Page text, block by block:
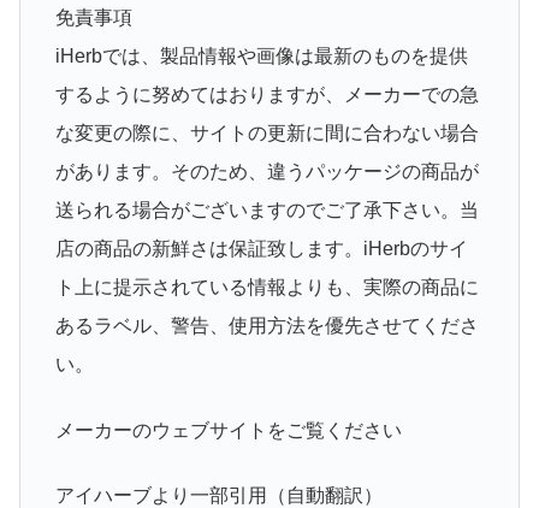
免責事項
iHerbでは、製品情報や画像は最新のものを提供
するように努めてはおりますが、メーカーでの急
な変更の際に、サイトの更新に間に合わない場合
があります。そのため、違うパッケージの商品が
送られる場合がございますのでご了承下さい。当
店の商品の新鮮さは保証致します。iHerbのサイ
ト上に提示されている情報よりも、実際の商品に
あるラベル、警告、使用方法を優先させてくださ
い。
メーカーのウェブサイトをご覧ください
アイハーブより一部引用（自動翻訳）